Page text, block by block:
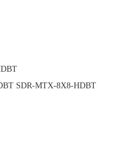
SDR-MTX-8X8-HDBT